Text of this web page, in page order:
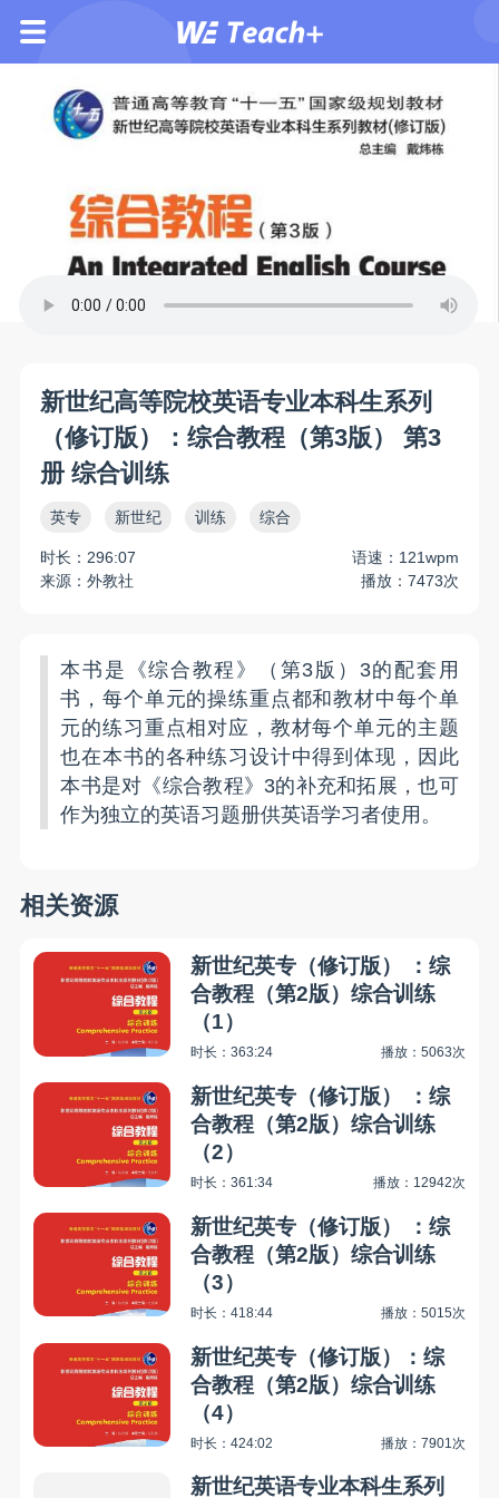
新世纪高等院校英语专业本科生系列
（修订版）：综合教程（第3版） 第3
册 综合训练
英专 新世纪 训练 综合
时长：296:07
语速：121wpm
来源：外教社
播放：7473次
本书是《综合教程》（第3版）3的配套用
书，每个单元的操练重点都和教材中每个单
元的练习重点相对应，教材每个单元的主题
也在本书的各种练习设计中得到体现，因此
本书是对《综合教程》3的补充和拓展，也可
作为独立的英语习题册供英语学习者使用。
相关资源
新世纪英专（修订版） ：综
合教程（第2版）综合训练
（1）
时长：363:24 播放：5063次
新世纪英专（修订版） ：综
合教程（第2版）综合训练
（2）
时长：361:34 播放：12942次
新世纪英专（修订版） ：综
合教程（第2版）综合训练
（3）
时长：418:44 播放：5015次
新世纪英专（修订版）：综
合教程（第2版）综合训练
（4）
时长：424:02 播放：7901次
新世纪英语专业本科生系列